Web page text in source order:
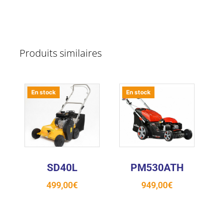
Produits similaires
En stock
SD40L
499,00€
En stock
PM530ATH
949,00€